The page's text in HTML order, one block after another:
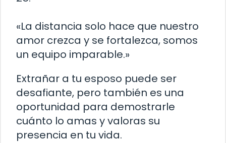
«La distancia solo hace que nuestro
amor crezca y se fortalezca, somos
un equipo imparable.»
Extrañar a tu esposo puede ser
desafiante, pero también es una
oportunidad para demostrarle
cuánto lo amas y valoras su
presencia en tu vida.